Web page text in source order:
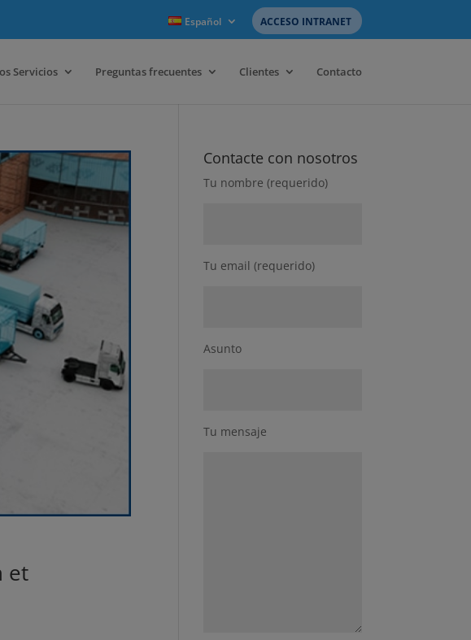
Español ACCESO INTRANET
Servicios Preguntas frecuentes Clientes Contacto
et
Contacte con nosotros
Tu nombre (requerido)
Tu email (requerido)
Asunto
Tu mensaje